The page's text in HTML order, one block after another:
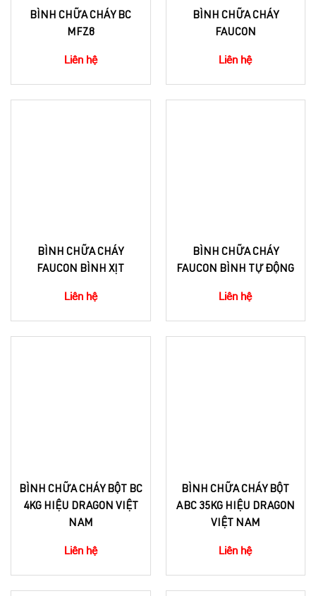
BÌNH CHỮA CHÁY BC
MFZ8
Liên hệ
BÌNH CHỮA CHÁY
FAUCON
Liên hệ
BÌNH CHỮA CHÁY
FAUCON BÌNH XỊT
Liên hệ
BÌNH CHỮA CHÁY
FAUCON BÌNH TỰ ĐỘNG
Liên hệ
BÌNH CHỮA CHÁY BỘT BC
4KG HIỆU DRAGON VIỆT
NAM
Liên hệ
BÌNH CHỮA CHÁY BỘT
ABC 35KG HIỆU DRAGON
VIỆT NAM
Liên hệ